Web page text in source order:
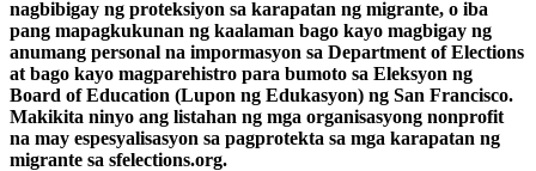
nagbibigay ng proteksiyon sa karapatan ng migrante, o iba
pang mapagkukunan ng kaalaman bago kayo magbigay ng
anumang personal na impormasyon sa Department of Elections
at bago kayo magparehistro para bumoto sa Eleksyon ng
Board of Education (Lupon ng Edukasyon) ng San Francisco.
Makikita ninyo ang listahan ng mga organisasyong nonprofit
na may espesyalisasyon sa pagprotekta sa mga karapatan ng
migrante sa sfelections.org.